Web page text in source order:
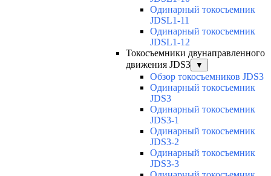
Одинарный токосъемник
JDSL1-11
Одинарный токосъемник
JDSL1-12
Токосъемники двунаправленного
движения JDS3
▼
Обзор токосъемников JDS3
Одинарный токосъемник
JDS3
Одинарный токосъемник
JDS3-1
Одинарный токосъемник
JDS3-2
Одинарный токосъемник
JDS3-3